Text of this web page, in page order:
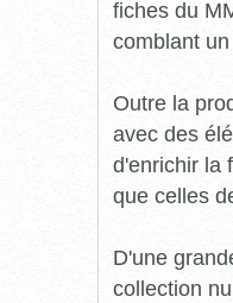
fiches du
comblant
Outre la
avec des
d'enrichir la
que celles
D'une
collection